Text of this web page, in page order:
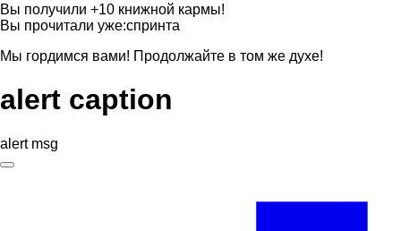
Вы получили +10 книжной кармы!
Вы прочитали уже:спринта
Мы гордимся вами! Продолжайте в том же духе!
alert caption
alert msg